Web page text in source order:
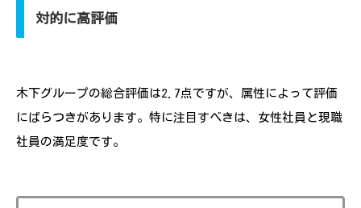
対的に高評価
木下グループの総合評価は2.7点ですが、属性によって評価
にばらつきがあります。特に注目すべきは、女性社員と現職
社員の満足度です。